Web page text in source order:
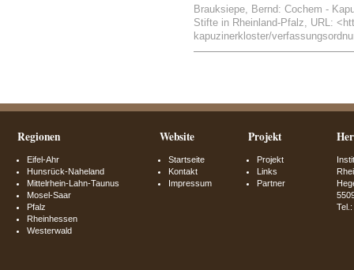
Brauksiepe, Bernd: Cochem -
Stifte in Rheinland-Pfalz, URL:
kapuzinerkloster/
Regionen
Eifel-Ahr
Hunsrück-Naheland
Mittelrhein-Lahn-Taunus
Mosel-Saar
Pfalz
Rheinhessen
Westerwald
Website
Startseite
Kontakt
Impressum
Projekt
Projekt
Links
Partner